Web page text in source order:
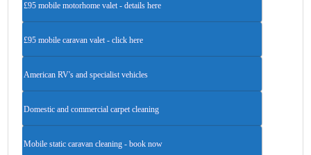
£95 mobile motorhome valet - details here
£95 mobile caravan valet - click here
American RV's and specialist vehicles
Domestic and commercial carpet cleaning
Mobile static caravan cleaning - book now